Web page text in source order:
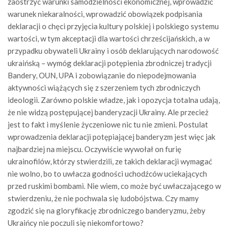
warunek niekaralności, wprowadzić obowiązek podpisania
deklaracji o chęci przyjęcia kultury polskiej i polskiego systemu
wartości, w tym akceptacji dla wartości chrześcijańskich, a w
przypadku obywateli Ukrainy i osób deklarujących narodowość
ukraińską – wymóg deklaracji potępienia zbrodniczej tradycji
Bandery, OUN, UPA i zobowiązanie do niepodejmowania
aktywności wiążących się z szerzeniem tych zbrodniczych
ideologii. Zarówno polskie władze, jak i opozycja totalna udają,
że nie widzą postępującej banderyzacji Ukrainy. Ale przecież
jest to fakt i myślenie życzeniowe nic tu nie zmieni. Postulat
wprowadzenia deklaracji potępiającej banderyzm jest więc jak
najbardziej na miejscu. Oczywiście wywołał on furię
ukrainofilów, którzy stwierdzili, ze takich deklaracji wymagać
nie wolno, bo to uwłacza godności uchodźców uciekających
przed ruskimi bombami. Nie wiem, co może być uwłaczającego w
stwierdzeniu, że nie pochwala się ludobójstwa. Czy mamy
zgodzić się na gloryfikację zbrodniczego banderyzmu, żeby
Ukraińcy nie poczuli się niekomfortowo?